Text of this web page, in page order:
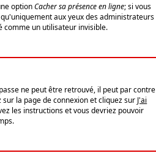
optionCacher sa présence en ligne; si vous
aux yeux des administrateurs
comme un utilisateur invisible.
ne peut être retrouvé, il peut par contre
la page de connexion et cliquez sur J'ai
les instructions et vous devriez pouvoir